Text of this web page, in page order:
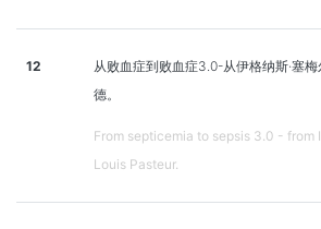
12
从败血症到败血症3.0-从伊格纳斯·塞
德。
From septicemia to sepsis 3.0 - from
Louis Pasteur.